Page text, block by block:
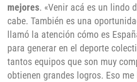
mejores. «Venir acá es un lindo
cabe. También es una
llamó la atención cómo es
para generar en el deporte
tantos equipos que son muy
obtienen grandes logros. Eso